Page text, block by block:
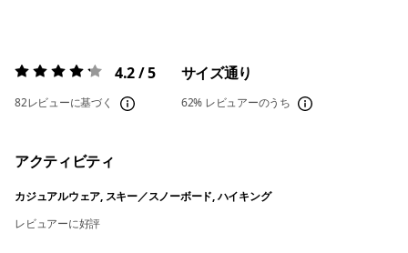
評価:4.2 / 5 4.2 / 5
82レビューに基づく
サイズ通り
62% レビュアーのうち
アクティビティ
カジュアルウェア, スキー／スノーボード, ハイキング
レビュアーに好評